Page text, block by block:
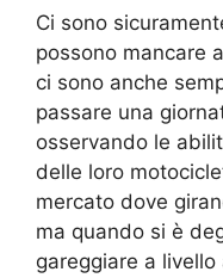
Ci sono
possono mancare
ci sono anche
passare una
osservando le
delle loro
mercato dove
ma quando si è
gareggiare a